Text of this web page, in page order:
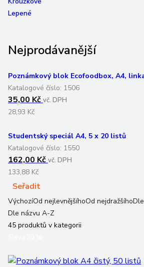
Lepené
Nejprodávanější
Poznámkový blok Ecofoodbox, A4,
Katalogové číslo: 1506
35,00 Kč vč. DPH
28,93 Kč
Studentský speciál A4, 5 x 20 listů
Katalogové číslo: 1550
162,00 Kč vč. DPH
133,88 Kč
Seřadit
VýchozíOd nejlevnějšíhoOd nejdražšího
Dle názvu A-Z
45 produktů v kategorii